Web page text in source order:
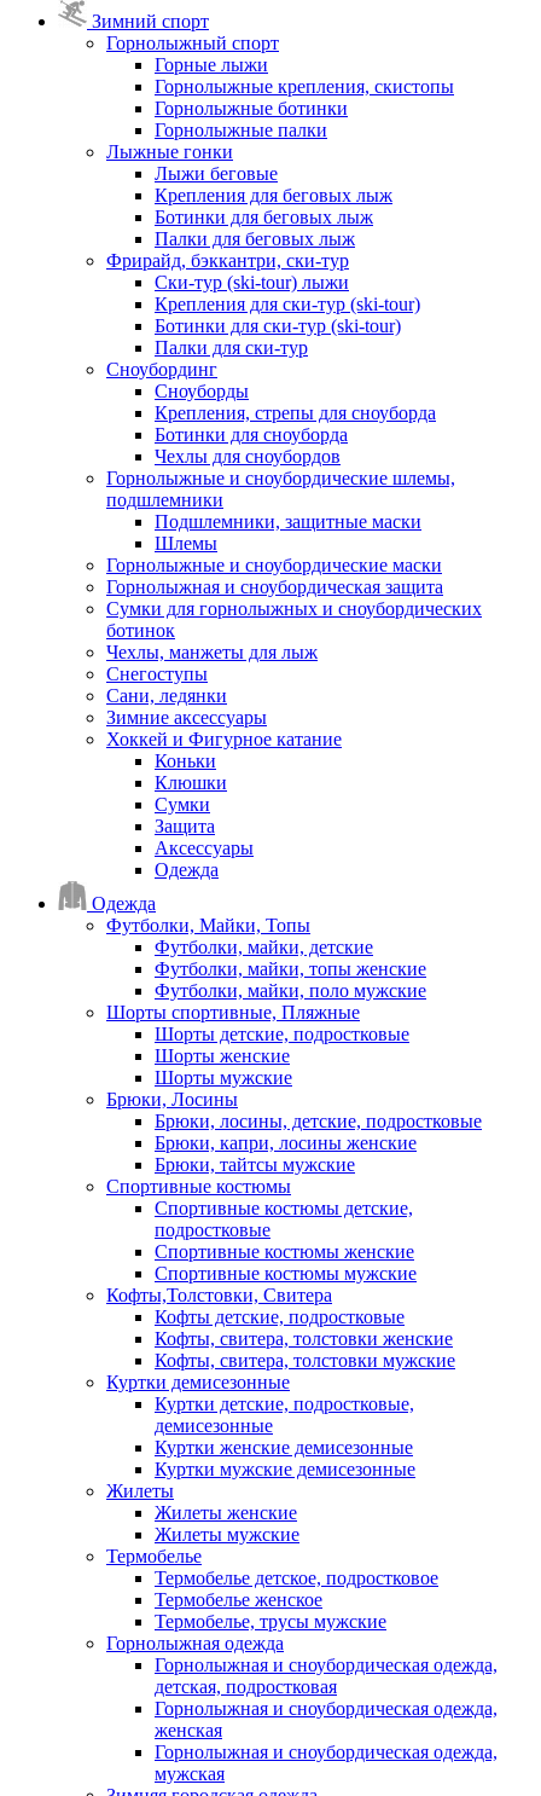
Зимний спорт
Горнолыжный спорт
Горные лыжи
Горнолыжные крепления, скистопы
Горнолыжные ботинки
Горнолыжные палки
Лыжные гонки
Лыжи беговые
Крепления для беговых лыж
Ботинки для беговых лыж
Палки для беговых лыж
Фрирайд, бэккантри, ски-тур
Ски-тур (ski-tour) лыжи
Крепления для ски-тур (ski-tour)
Ботинки для ски-тур (ski-tour)
Палки для ски-тур
Сноубординг
Сноуборды
Крепления, стрепы для сноуборда
Ботинки для сноуборда
Чехлы для сноубордов
Горнолыжные и сноубордические шлемы,
подшлемники
Подшлемники, защитные маски
Шлемы
Горнолыжные и сноубордические маски
Горнолыжная и сноубордическая защита
Сумки для горнолыжных и сноубордических
ботинок
Чехлы, манжеты для лыж
Снегоступы
Сани, ледянки
Зимние аксессуары
Хоккей и Фигурное катание
Коньки
Клюшки
Сумки
Защита
Аксессуары
Одежда
Одежда
Футболки, Майки, Топы
Футболки, майки, детские
Футболки, майки, топы женские
Футболки, майки, поло мужские
Шорты спортивные, Пляжные
Шорты детские, подростковые
Шорты женские
Шорты мужские
Брюки, Лосины
Брюки, лосины, детские, подростковые
Брюки, капри, лосины женские
Брюки, тайтсы мужские
Спортивные костюмы
Спортивные костюмы детские,
подростковые
Спортивные костюмы женские
Спортивные костюмы мужские
Кофты,Толстовки, Свитера
Кофты детские, подростковые
Кофты, свитера, толстовки женские
Кофты, свитера, толстовки мужские
Куртки демисезонные
Куртки детские, подростковые,
демисезонные
Куртки женские демисезонные
Куртки мужские демисезонные
Жилеты
Жилеты женские
Жилеты мужские
Термобелье
Термобелье детское, подростковое
Термобелье женское
Термобелье, трусы мужские
Горнолыжная одежда
Горнолыжная и сноубордическая одежда,
детская, подростковая
Горнолыжная и сноубордическая одежда,
женская
Горнолыжная и сноубордическая одежда,
мужская